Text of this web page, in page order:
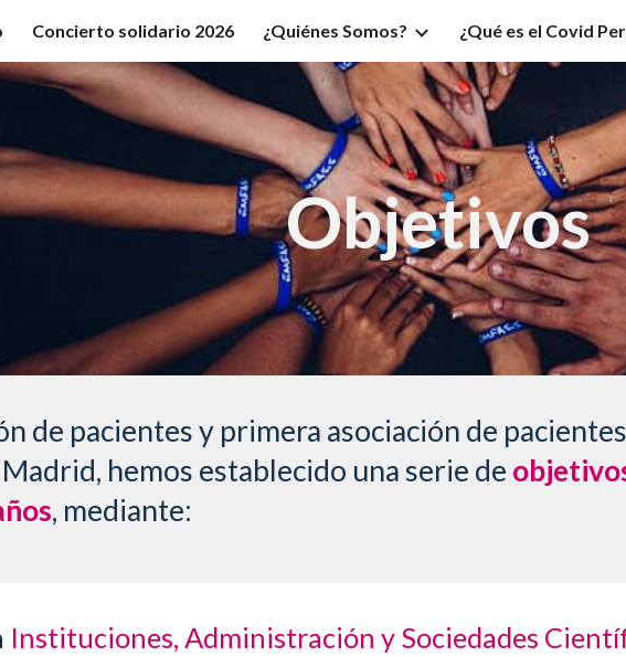
Skip to main content Skip to
Concierto solidario 2026 ¿Quiénes Somos? ¿Qué es el Covid
Objetivos
de pacientes y primera asociación de
hemos establecido una serie de
, mediante:
Instituciones, Administración y Sociedades